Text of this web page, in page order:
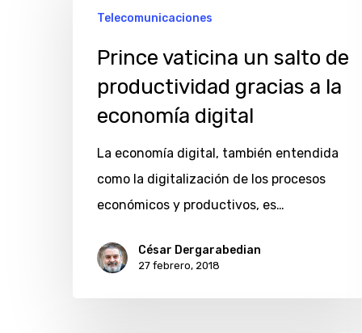
productividad
gracias
economía
Telecomunicaciones
Prince vaticina un salto de
productividad gracias a la
economía digital
La economía digital, también entendida
como la digitalización de los procesos
económicos y productivos, es…
César Dergarabedian
27 febrero, 2018